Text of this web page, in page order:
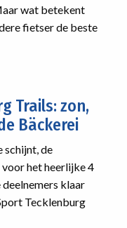
wat betekent
fietser de beste
Trails: zon,
Bäckerei
schijnt, de
het heerlijke 4
klaar
Tecklenburg